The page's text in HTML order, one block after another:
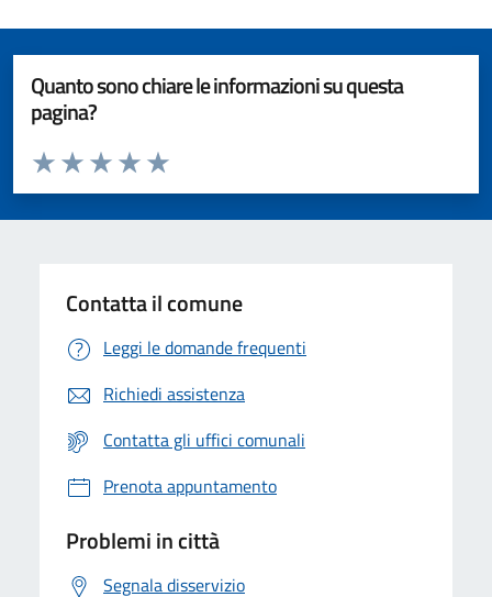
Quanto sono chiare le informazioni su questa
pagina?
Valuta da 1 a 5 stelle la pagina
Valuta 5 stelle su 5
Valuta 4 stelle su 5
Valuta 3 stelle su 5
Valuta 2 stelle su 5
Valuta 1 stelle su 5
Contatta il comune
Leggi le domande frequenti
Richiedi assistenza
Contatta gli uffici comunali
Prenota appuntamento
Problemi in città
Segnala disservizio